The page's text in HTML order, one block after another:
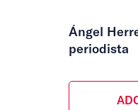
Ángel
periodista